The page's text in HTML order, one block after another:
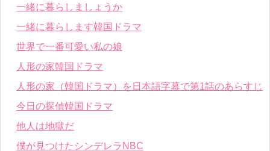
一緒に暮らしましょうか
一緒に暮らします韓国ドラマ
世界で一番可愛い私の娘
人形の家韓国ドラマ
人形の家（韓国ドラマ）を日本語字幕で第1話のあらすじ
今日の探偵韓国ドラマ
他人は地獄だ
僕が見つけたシンデレラNBC